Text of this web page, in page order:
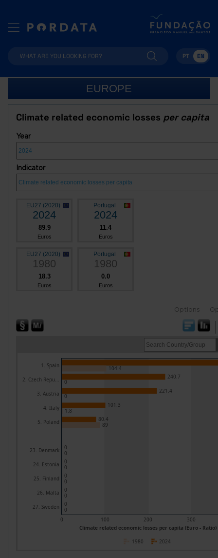
PT EN
EUROPE
Climate related economic losses per capita
Year
Indicator
EU27 (2020)
2024
89.9
Euros
Portugal
2024
11.4
Euros
EU27 (2020)
1980
18.3
Euros
Portugal
1980
0.0
Euros
Options
Climate related economic losses per capita (Euro - Ratio)
0 100 200 300
1. Spain
2. Czech Repu...
3. Austria
4. Italy
5. Poland
23. Denmark
24. Estonia
25. Finland
26. Malta
27. Sweden
240.7
221.4
101.3
80.4
0
0
0
0
0
104.4
0
0
1.8
89
0
0
0
0
0
2024
1980